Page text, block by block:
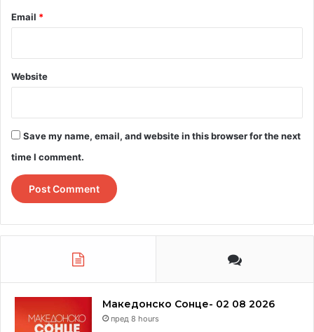
Email *
Website
Save my name, email, and website in this browser for the next
time I comment.
Македонско Сонце- 02 08 2026
пред 8 hours